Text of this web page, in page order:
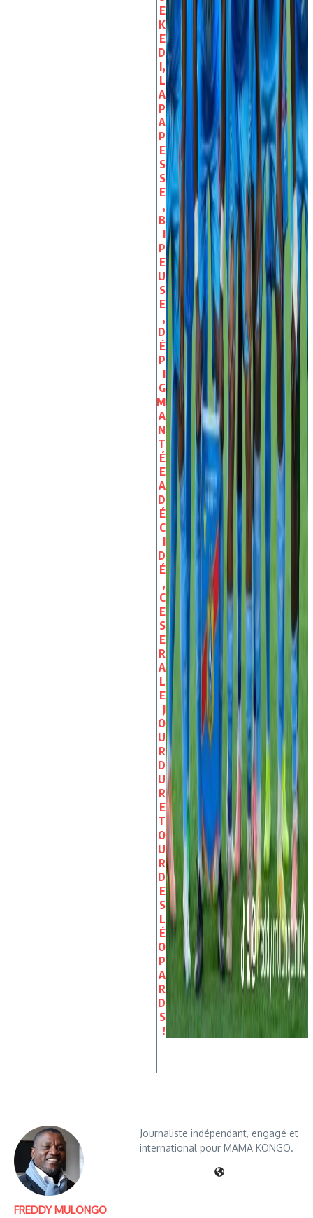
E
K
E
D
I,
L
A
P
A
P
E
S
S
E
,
B
I
P
E
U
S
E
,
D
É
P
I
G
M
A
N
T
É
E
A
D
É
C
I
D
É
,
C
E
S
E
R
A
L
E
J
O
U
R
D
U
R
E
T
O
U
R
D
E
S
L
É
O
P
A
R
D
S
!
FREDDY MULONGO
Journaliste indépendant, engagé et
international pour MAMA KONGO.